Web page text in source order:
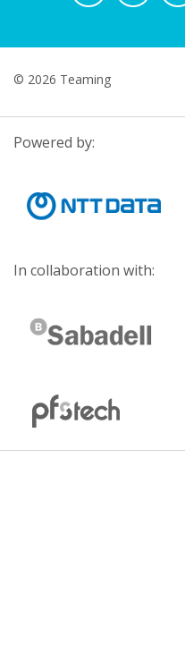
© 2026 Teaming
Powered by:
In collaboration with: